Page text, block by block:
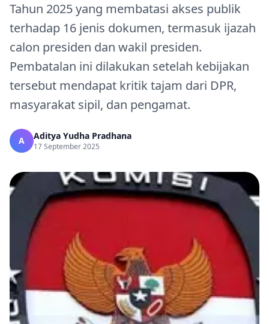
Tahun 2025 yang membatasi akses publik
terhadap 16 jenis dokumen, termasuk ijazah
calon presiden dan wakil presiden.
Pembatalan ini dilakukan setelah kebijakan
tersebut mendapat kritik tajam dari DPR,
masyarakat sipil, dan pengamat.
A Aditya Yudha Pradhana
17 September 2025